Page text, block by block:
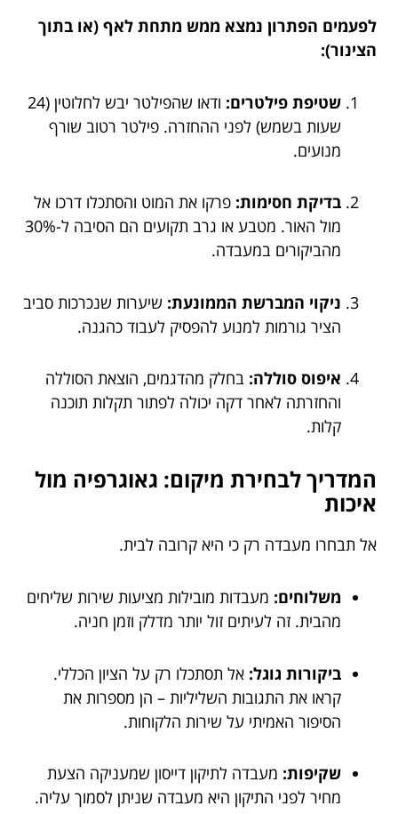
לפעמים הפתרון נמצא ממש מתחת לאף (או בתוך
הצינור):
שטיפת פילטרים:
ודאו שהפילטר יבש לחלוטין (24
שעות בשמש) לפני ההחזרה. פילטר רטוב שורף
מנועים.
בדיקת חסימות: פרקו את המוט והסתכלו דרכו אל
מול האור. מטבע או גרב תקועים הם הסיבה ל-30%
מהביקורים במעבדה.
ניקוי המברשת הממונעת: שיערות שנכרכות סביב
הציר גורמות למנוע להפסיק לעבוד כהגנה.
איפוס סוללה: בחלק מהדגמים, הוצאת הסוללה
והחזרתה לאחר דקה יכולה לפתור תקלות תוכנה
קלות.
המדריך לבחירת מיקום: גאוגרפיה מול
איכות
אל תבחרו מעבדה רק כי היא קרובה לבית.
משלוחים: מעבדות מובילות מציעות שירות שליחים
מהבית. זה לעיתים זול יותר מדלק וזמן חניה.
ביקורות גוגל: אל תסתכלו רק על הציון הכללי.
קראו את התגובות השליליות – הן מספרות את
הסיפור האמיתי על שירות הלקוחות.
שקיפות: מעבדה לתיקון דייסון שמעניקה הצעת
מחיר לפני התיקון היא מעבדה שניתן לסמוך עליה.